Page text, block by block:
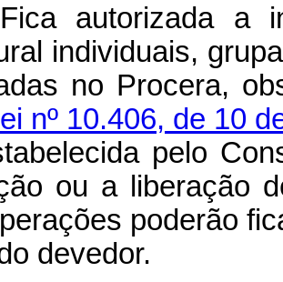
autorizada a
individuais,
no Procera,
nº 10.406, de 10
pelo
ou a liberação
poderão
devedor.